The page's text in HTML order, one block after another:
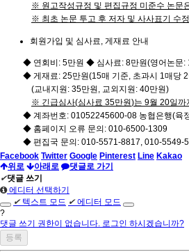
※ 원고작성규정 및 편집규정 미준수 논문
※ 최초 논문 투고 후 저자 및 사사표기 수
회원가입 및 심사료, 게재료 안내
◆ 연회비: 5만원 ◆ 심사료: 8만원(영어논문:
◆ 게재료: 25만원(15매 기준, 초과시 1매당 2
(교내지원: 35만원, 교외지원: 40만원)
※ 긴급심사(심사료 35만원)는 9월 20일까
◆ 계좌번호: 01052245600-08 농협은행(육
◆ 홈페이지 오류 문의: 010-6500-1309
◆ 편집국 문의: 010-5571-8817, 010-5549-
Facebook Twitter Google Pinterest Line Kakao
위로
아래로
댓글로 가기
✔댓글 쓰기
에디터 선택하기
✔ 텍스트 모드 ✔에디터 모드
?
댓글 쓰기 권한이 없습니다. 로그인 하시겠습니까?